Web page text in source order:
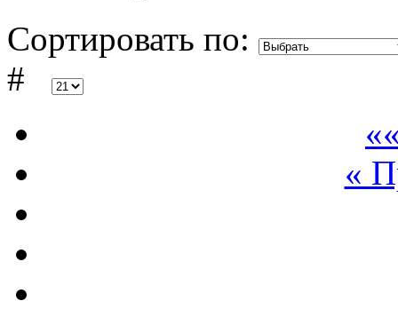
Сортировать по:
#
«